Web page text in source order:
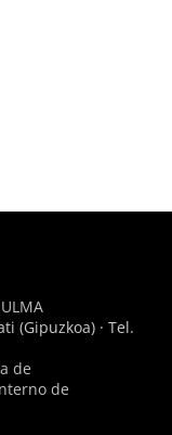
(Gipuzkoa) · Tel.
de
de